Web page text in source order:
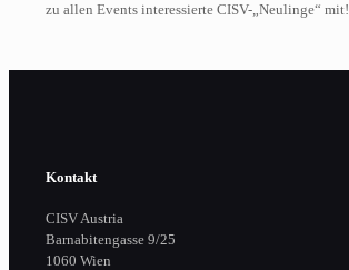
zu allen Events interessierte CISV-„Neulinge“ mit!
Kontakt
CISV Austria
Barnabitengasse 9/25
1060 Wien